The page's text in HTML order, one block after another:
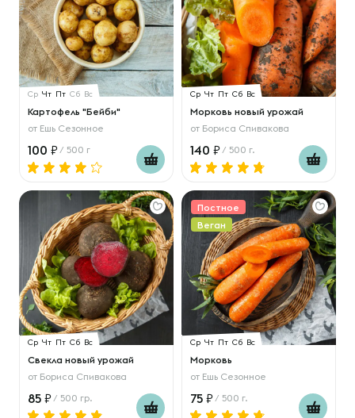
Ср Чт Пт Сб Вс
Картофель "Бейби"
от Ешь Сезонное
100 / 500 г
Ср Чт Пт Сб Вс
Морковь новый урожай
от Бориса Спивакова
140 / 500 г.
Ср Чт Пт Сб Вс
Свекла новый урожай
от Бориса Спивакова
85 / 500 гр.
Постное
Веган
Ср Чт Пт Сб Вс
Морковь
от Ешь Сезонное
75 / 500 г.